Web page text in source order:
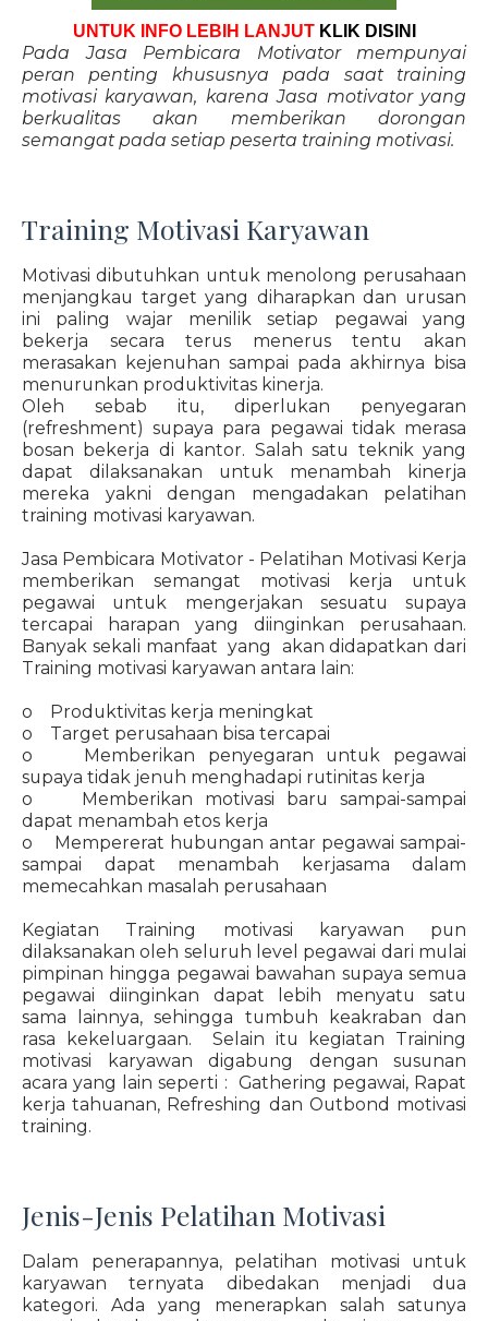
UNTUK INFO LEBIH LANJUT KLIK DISINI
Pada Jasa Pembicara Motivator mempunyai
peran penting khususnya pada saat training
motivasi karyawan, karena Jasa motivator yang
berkualitas akan memberikan dorongan
semangat pada setiap peserta training motivasi.
Training Motivasi Karyawan
Motivasi dibutuhkan untuk menolong perusahaan
menjangkau target yang diharapkan dan urusan
ini paling wajar menilik setiap pegawai yang
bekerja secara terus menerus tentu akan
merasakan kejenuhan sampai pada akhirnya bisa
menurunkan produktivitas kinerja.
Oleh sebab itu, diperlukan penyegaran
(refreshment) supaya para pegawai tidak merasa
bosan bekerja di kantor. Salah satu teknik yang
dapat dilaksanakan untuk menambah kinerja
mereka yakni dengan mengadakan pelatihan
training motivasi karyawan.
Jasa Pembicara Motivator - Pelatihan Motivasi Kerja
memberikan semangat motivasi kerja untuk
pegawai untuk mengerjakan sesuatu supaya
tercapai harapan yang diinginkan perusahaan.
Banyak sekali manfaat yang akan didapatkan dari
Training motivasi karyawan antara lain:
o Produktivitas kerja meningkat
o Target perusahaan bisa tercapai
o Memberikan penyegaran untuk pegawai
supaya tidak jenuh menghadapi rutinitas kerja
o Memberikan motivasi baru sampai-sampai
dapat menambah etos kerja
o Mempererat hubungan antar pegawai sampai-
sampai dapat menambah kerjasama dalam
memecahkan masalah perusahaan
Kegiatan Training motivasi karyawan pun
dilaksanakan oleh seluruh level pegawai dari mulai
pimpinan hingga pegawai bawahan supaya semua
pegawai diinginkan dapat lebih menyatu satu
sama lainnya, sehingga tumbuh keakraban dan
rasa kekeluargaan. Selain itu kegiatan Training
motivasi karyawan digabung dengan susunan
acara yang lain seperti : Gathering pegawai, Rapat
kerja tahuanan, Refreshing dan Outbond motivasi
training.
Jenis-Jenis Pelatihan Motivasi
Dalam penerapannya, pelatihan motivasi untuk
karyawan ternyata dibedakan menjadi dua
kategori. Ada yang menerapkan salah satunya